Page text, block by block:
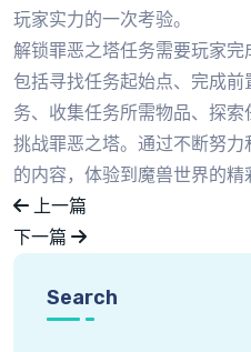
玩家实力的一次考验。
解锁罪恶之塔任务需要玩家完
包括寻找任务起始点、完成
务、收集任务所需物品、探
挑战罪恶之塔。通过不断努
的内容，体验到魔兽世界的精
上一篇
下一篇
Search